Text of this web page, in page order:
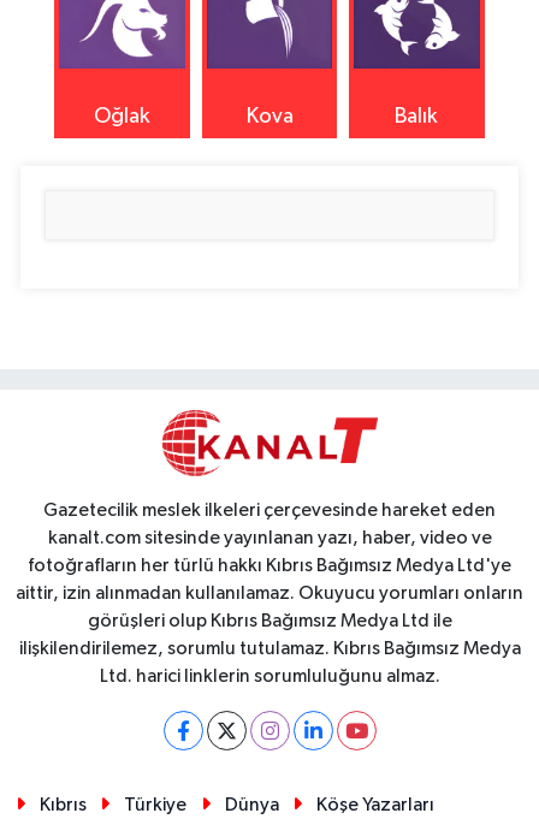
Oğlak Kova Balık
Gazetecilik meslek ilkeleri çerçevesinde hareket eden
kanalt.com sitesinde yayınlanan yazı, haber, video ve
fotoğrafların her türlü hakkı Kıbrıs Bağımsız Medya Ltd'ye
aittir, izin alınmadan kullanılamaz. Okuyucu yorumları onların
görüşleri olup Kıbrıs Bağımsız Medya Ltd ile
ilişkilendirilemez, sorumlu tutulamaz. Kıbrıs Bağımsız Medya
Ltd. harici linklerin sorumluluğunu almaz.
Kıbrıs Türkiye Dünya Köşe Yazarları